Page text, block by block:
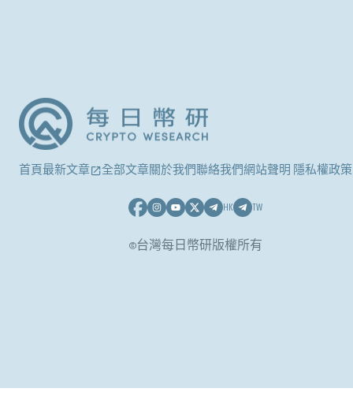
首頁最新文章 全部文章關於我們聯絡我們網站聲明 隱私權政策
HK TW
©台灣每日幣研版權所有